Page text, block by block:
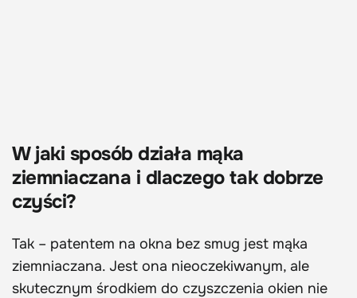
W jaki sposób działa mąka
ziemniaczana i dlaczego tak dobrze
czyści?
Tak – patentem na okna bez smug jest mąka
ziemniaczana. Jest ona nieoczekiwanym, ale
skutecznym środkiem do czyszczenia okien nie